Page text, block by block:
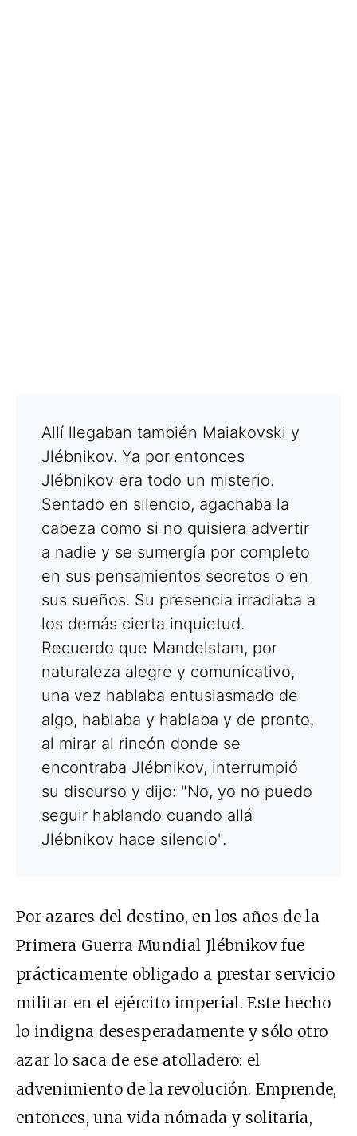
Allí llegaban también Maiakovski y
Jlébnikov. Ya por entonces
Jlébnikov era todo un misterio.
Sentado en silencio, agachaba la
cabeza como si no quisiera advertir
a nadie y se sumergía por completo
en sus pensamientos secretos o en
sus sueños. Su presencia irradiaba a
los demás cierta inquietud.
Recuerdo que Mandelstam, por
naturaleza alegre y comunicativo,
una vez hablaba entusiasmado de
algo, hablaba y hablaba y de pronto,
al mirar al rincón donde se
encontraba Jlébnikov, interrumpió
su discurso y dijo: "No, yo no puedo
seguir hablando cuando allá
Jlébnikov hace silencio".
Por azares del destino, en los años de la
Primera Guerra Mundial Jlébnikov fue
prácticamente obligado a prestar servicio
militar en el ejército imperial. Este hecho
lo indigna desesperadamente y sólo otro
azar lo saca de ese atolladero: el
advenimiento de la revolución. Emprende,
entonces, una vida nómada y solitaria,